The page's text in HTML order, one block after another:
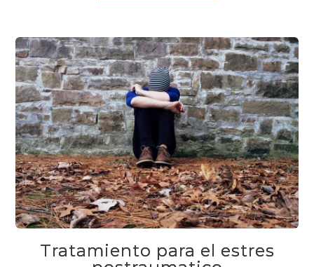
Tratamiento para el estres